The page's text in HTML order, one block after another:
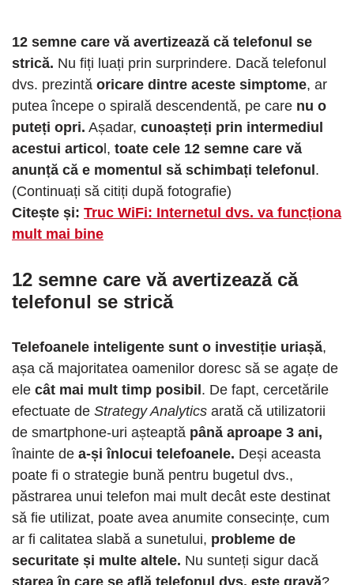
12 semne care vă avertizează că telefonul se
strică. Nu fiți luați prin surprindere. Dacă telefonul
dvs. prezintă oricare dintre aceste simptome, ar
putea începe o spirală descendentă, pe care nu o
puteți opri. Așadar, cunoașteți prin intermediul
acestui articol, toate cele 12 semne care vă
anunță că e momentul să schimbați telefonul.
(Continuați să citiți după fotografie)
Citește și: Truc WiFi: Internetul dvs. va funcționa
mult mai bine
12 semne care vă avertizează că
telefonul se strică
Telefoanele inteligente sunt o investiție uriașă,
așa că majoritatea oamenilor doresc să se agațe de
ele cât mai mult timp posibil. De fapt, cercetările
efectuate de Strategy Analytics arată că utilizatorii
de smartphone-uri așteaptă până aproape 3 ani,
înainte de a-și înlocui telefoanele. Deși aceasta
poate fi o strategie bună pentru bugetul dvs.,
păstrarea unui telefon mai mult decât este destinat
să fie utilizat, poate avea anumite consecințe, cum
ar fi calitatea slabă a sunetului, probleme de
securitate și multe altele. Nu sunteți sigur dacă
starea în care se află telefonul dvs. este gravă?